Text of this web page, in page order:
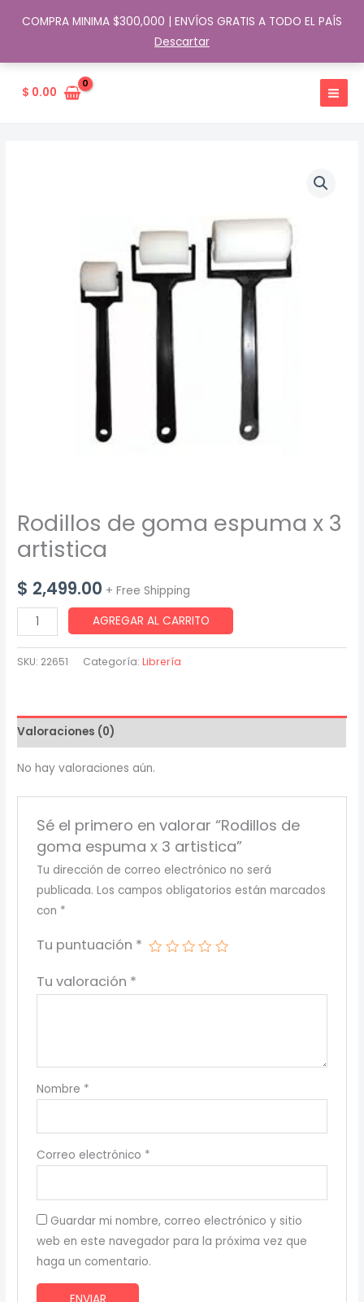
COMPRA MINIMA $300,000 | ENVÍOS GRATIS A TODO EL PAÍS
Descartar
$ 0.00
Rodillos de goma espuma x 3
artistica
$ 2,499.00 + Free Shipping
Rodillos
de
goma
3
artistica
cantidad
AGREGAR AL CARRITO
SKU: 22651 Categoría:Librería
Valoraciones (0)
No hay valoraciones aún.
Sé el primero en valorar “Rodillos de
goma espuma x 3 artistica”
Tu dirección de correo electrónico no será
publicada. Los campos obligatorios están marcados
con *
Tu puntuación *
Tu valoración *
Nombre *
Correo electrónico *
Guardar mi nombre, correo electrónico y sitio
web en este navegador para la próxima vez que
haga un comentario.